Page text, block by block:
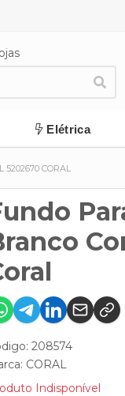
Elétrica
5202670 CORAL
208574
CORAL
Indisponível